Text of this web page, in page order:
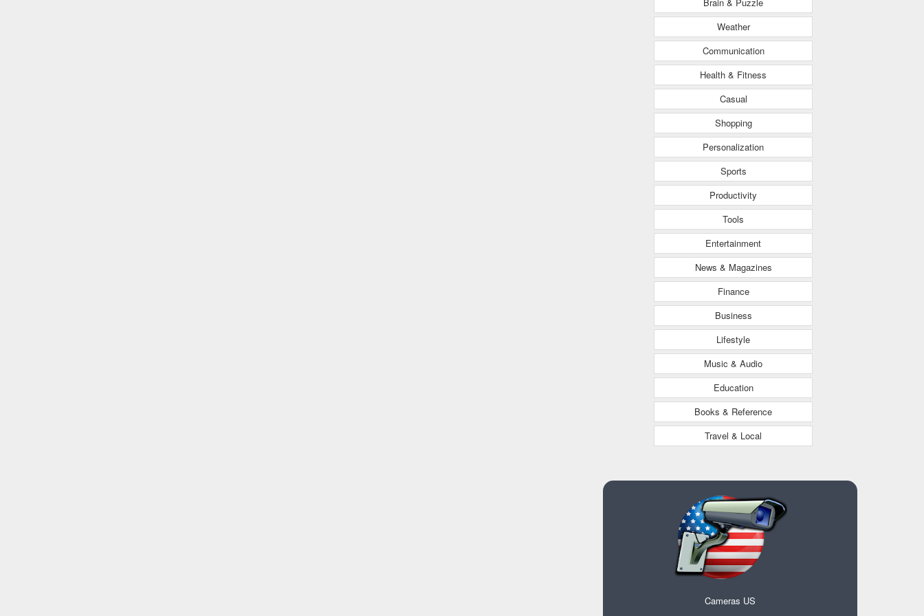
Weather
Communication
Health & Fitness
Casual
Shopping
Personalization
Sports
Productivity
Tools
Entertainment
News & Magazines
Finance
Business
Lifestyle
Music & Audio
Education
Books & Reference
Travel & Local
Cameras US